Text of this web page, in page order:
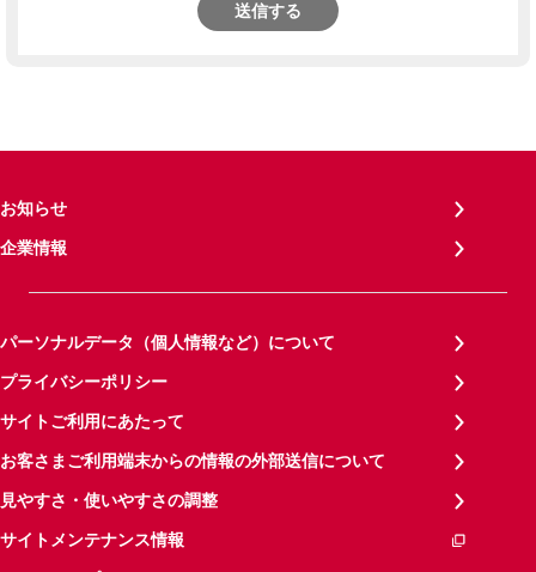
送信する
お知らせ
企業情報
パーソナルデータ（個人情報など）について
プライバシーポリシー
サイトご利用にあたって
お客さまご利用端末からの情報の外部送信について
見やすさ・使いやすさの調整
サイトメンテナンス情報